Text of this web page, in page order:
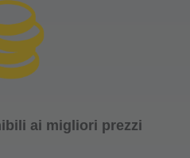
ai migliori prezzi